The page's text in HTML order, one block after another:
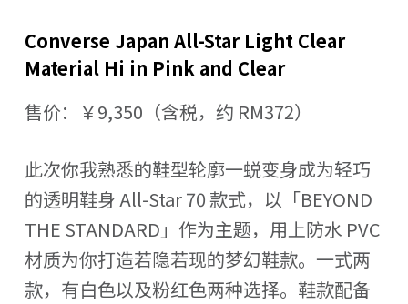
Converse Japan All-Star Light Clear
Material Hi in Pink and Clear
售价：￥9,350（含税，约 RM372）
此次你我熟悉的鞋型轮廓一蜕变身成为轻巧
的透明鞋身 All-Star 70 款式，以「BEYOND
THE STANDARD」作为主题，用上防水 PVC
材质为你打造若隐若现的梦幻鞋款。一式两
款，有白色以及粉红色两种选择。鞋款配备